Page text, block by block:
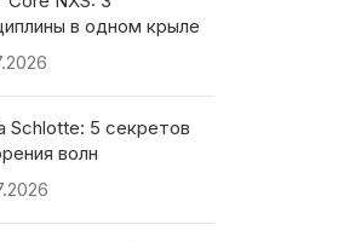
в одном крыле
Schlotte: 5 секретов
волн